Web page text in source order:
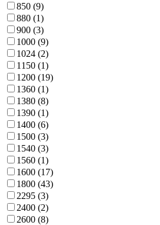
850 (9)
880 (1)
900 (3)
1000 (9)
1024 (2)
1150 (1)
1200 (19)
1360 (1)
1380 (8)
1390 (1)
1400 (6)
1500 (3)
1540 (3)
1560 (1)
1600 (17)
1800 (43)
2295 (3)
2400 (2)
2600 (8)